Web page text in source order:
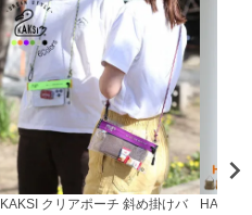
KAKSI クリアポーチ 斜め掛けバ